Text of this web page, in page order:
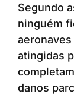
Segundo
ninguém
atingidas
danos